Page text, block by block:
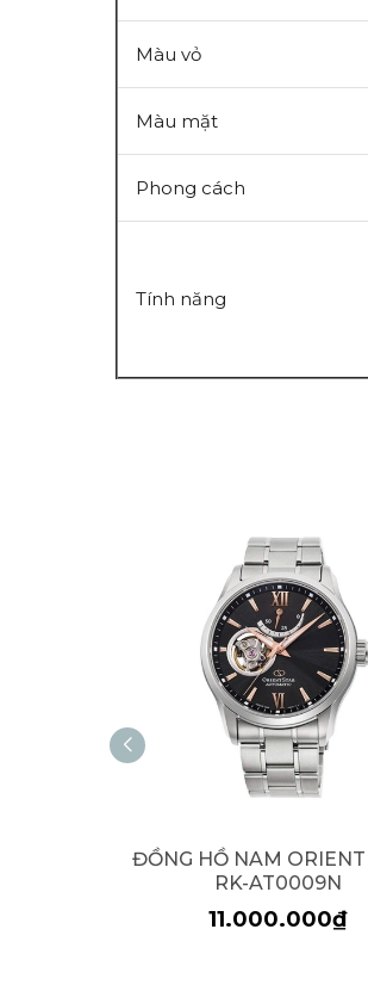
Màu vỏ
Màu mặt
Phong cách
Tính năng
ĐỒNG HỒ NAM ORIENT
RK-AT0009N
11.000.000₫